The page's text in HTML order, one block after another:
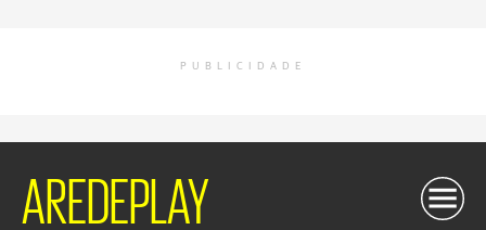
PUBLICIDADE
AREDEPLAY